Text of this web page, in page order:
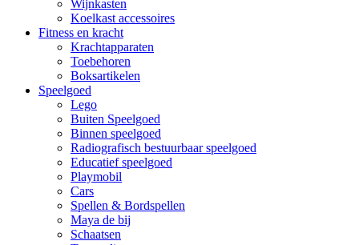
Wijnkasten
Koelkast accessoires
Fitness en kracht
Krachtapparaten
Toebehoren
Boksartikelen
Speelgoed
Lego
Buiten Speelgoed
Binnen speelgoed
Radiografisch bestuurbaar speelgoed
Educatief speelgoed
Playmobil
Cars
Spellen & Bordspellen
Maya de bij
Schaatsen